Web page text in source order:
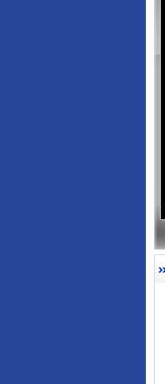
永葆“两个先锋队”